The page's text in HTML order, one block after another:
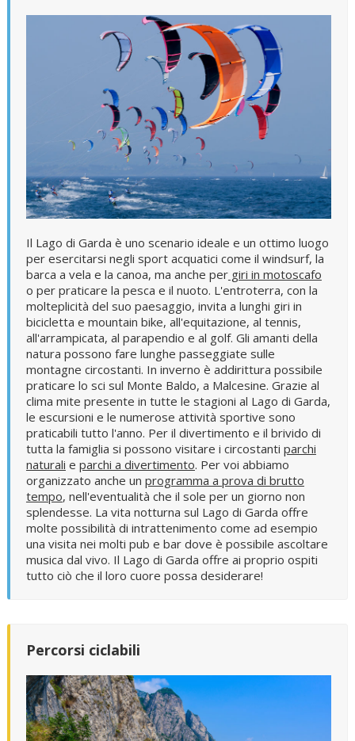
Il Lago di Garda è uno scenario ideale e un ottimo luogo
per esercitarsi negli sport acquatici come il windsurf, la
barca a vela e la canoa, ma anche pergiri in motoscafo
o per praticare la pesca e il nuoto. L'entroterra, con la
molteplicità del suo paesaggio, invita a lunghi giri in
bicicletta e mountain bike, all'equitazione, al tennis,
all'arrampicata, al parapendio e al golf. Gli amanti della
natura possono fare lunghe passeggiate sulle
montagne circostanti. In inverno è addirittura possibile
praticare lo sci sul Monte Baldo, a Malcesine. Grazie al
clima mite presente in tutte le stagioni al Lago di Garda,
le escursioni e le numerose attività sportive sono
praticabili tutto l'anno. Per il divertimento e il brivido di
tutta la famiglia si possono visitare i circostanti parchi
naturali e parchi a divertimento. Per voi abbiamo
organizzato anche un programma a prova di brutto
tempo, nell'eventualità che il sole per un giorno non
splendesse. La vita notturna sul Lago di Garda offre
molte possibilità di intrattenimento come ad esempio
una visita nei molti pub e bar dove è possibile ascoltare
musica dal vivo. Il Lago di Garda offre ai proprio ospiti
tutto ciò che il loro cuore possa desiderare!
Percorsi ciclabili